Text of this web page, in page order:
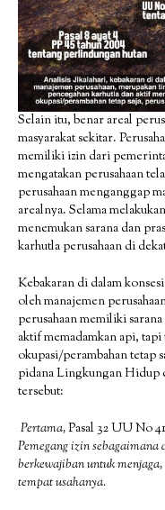
Selain itu, benar areal
masyarakat sekitar.
memiliki izin dari
mengatakan perusahaan
perusahaan menganggap
arealnya. Selama
menemukan sarana dan
karhutla perusahaan di
Kebakaran di dalam
oleh manajemen
perusahaan memiliki
aktif memadamkan api,
okupasi/perambahan tetap
pidana Lingkungan Hidup
tersebut:
Pertama,Pasal 32 UU No
Pemegang izin
berkewajiban untuk
tempat usahanya.